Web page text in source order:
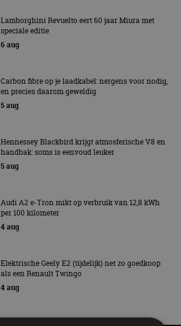
Lamborghini Revuelto eert 60 jaar Miura met
speciale editie
6 aug
Carbon fibre op je laadkabel: nergens voor nodig,
en precies daarom geweldig
5 aug
Hennessey Blackbird krijgt atmosferische V8 en
handbak: soms is eenvoud leuker
5 aug
Audi A2 e-Tron mikt op verbruik van 12,8 kWh
per 100 kilometer
4 aug
Elektrische Geely E2 (tijdelijk) net zo goedkoop
als een Renault Twingo
4 aug